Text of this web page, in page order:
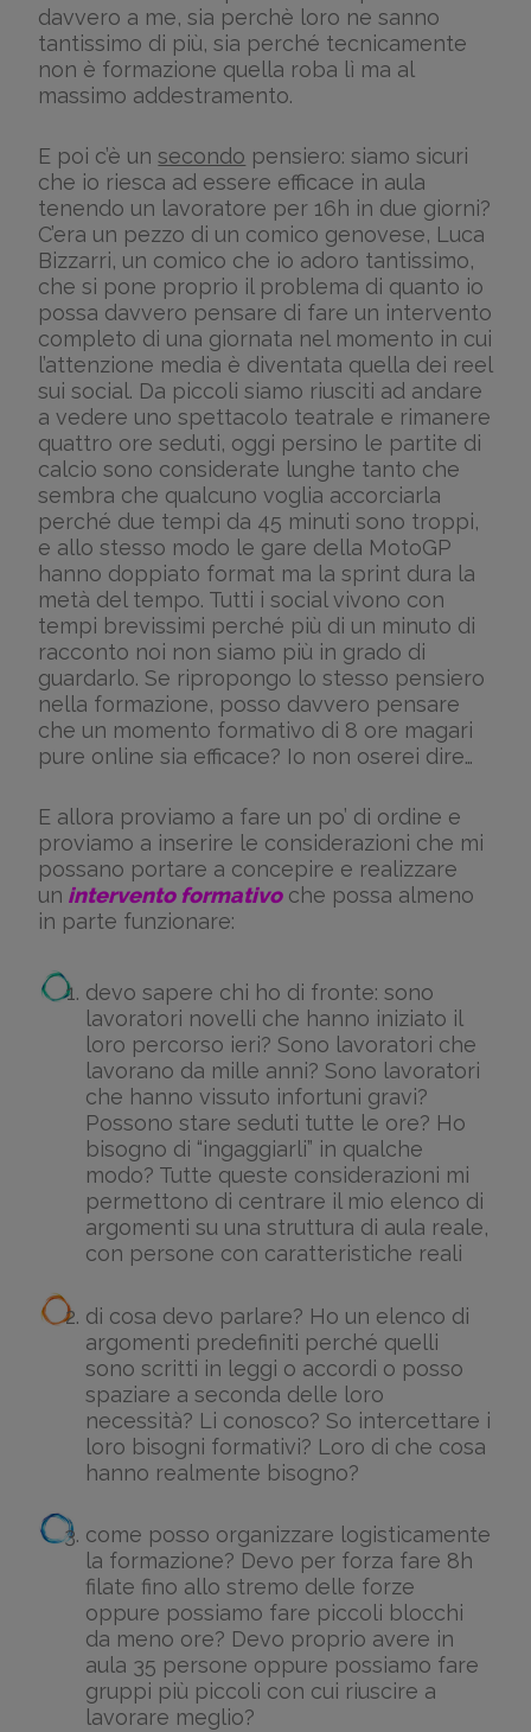
davvero a me, sia perchè loro ne sanno
tantissimo di più, sia perché tecnicamente
non è formazione quella roba lì ma al
massimo addestramento.
E poi c’è unsecondo pensiero: siamo sicuri
che io riesca ad essere efficace in aula
tenendo un lavoratore per 16h in due giorni?
C’era un pezzo di un comico genovese, Luca
Bizzarri, un comico che io adoro tantissimo,
che si pone proprio il problema di quanto io
possa davvero pensare di fare un intervento
completo di una giornata nel momento in cui
l’attenzione media è diventata quella dei reel
sui social. Da piccoli siamo riusciti ad andare
a vedere uno spettacolo teatrale e rimanere
quattro ore seduti, oggi persino le partite di
calcio sono considerate lunghe tanto che
sembra che qualcuno voglia accorciarla
perché due tempi da 45 minuti sono troppi,
e allo stesso modo le gare della MotoGP
hanno doppiato format ma la sprint dura la
metà del tempo. Tutti i social vivono con
tempi brevissimi perché più di un minuto di
racconto noi non siamo più in grado di
guardarlo. Se ripropongo lo stesso pensiero
nella formazione, posso davvero pensare
che un momento formativo di 8 ore magari
pure online sia efficace? Io non oserei dire…
E allora proviamo a fare un po’ di ordine e
proviamo a inserire le considerazioni che mi
possano portare a concepire e realizzare
un intervento formativoche possa almeno
in parte funzionare:
devo sapere chi ho di fronte: sono
lavoratori novelli che hanno iniziato il
loro percorso ieri? Sono lavoratori che
lavorano da mille anni? Sono lavoratori
che hanno vissuto infortuni gravi?
Possono stare seduti tutte le ore? Ho
bisogno di “ingaggiarli” in qualche
modo? Tutte queste considerazioni mi
permettono di centrare il mio elenco di
argomenti su una struttura di aula reale,
con persone con caratteristiche reali
di cosa devo parlare? Ho un elenco di
argomenti predefiniti perché quelli
sono scritti in leggi o accordi o posso
spaziare a seconda delle loro
necessità? Li conosco? So intercettare i
loro bisogni formativi? Loro di che cosa
hanno realmente bisogno?
come posso organizzare logisticamente
la formazione? Devo per forza fare 8h
filate fino allo stremo delle forze
oppure possiamo fare piccoli blocchi
da meno ore? Devo proprio avere in
aula 35 persone oppure possiamo fare
gruppi più piccoli con cui riuscire a
lavorare meglio?